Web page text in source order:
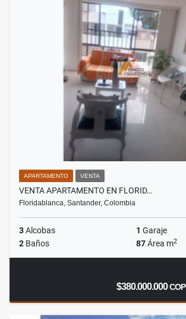
APARTAMENTO VENTA
VENTA APARTAMENTO EN FLORID…
Floridablanca, Santander, Colombia
3Alcobas 1 Garaje
2 Baños 87Área m2
$380.000.000COP